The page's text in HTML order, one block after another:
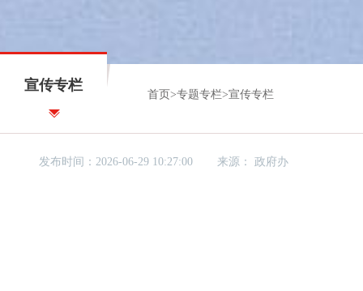
宣传专栏
首页 >专题专栏>宣传专栏
发布时间：2026-06-29 10:27:00 来源：政府办